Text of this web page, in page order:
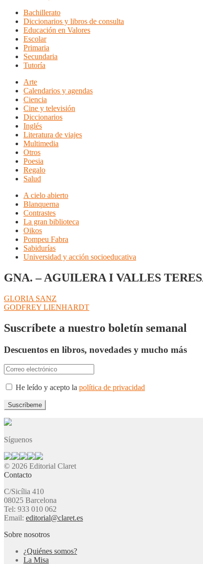
Bachillerato
Diccionarios y libros de consulta
Educación en Valores
Escolar
Primaria
Secundaria
Tutoría
Arte
Calendarios y agendas
Ciencia
Cine y televisión
Diccionarios
Inglés
Literatura de viajes
Multimedia
Otros
Poesia
Regalo
Salud
A cielo abierto
Blanquerna
Contrastes
La gran biblioteca
Oikos
Pompeu Fabra
Sabidurías
Universidad y acción socioeducativa
GNA. – AGUILERA I VALLES
Navegación
de
entradas
Anterior:
GLORIA SANZ
Siguiente:
GODFREY LIENHARDT
Suscríbete a nuestro boletín semanal
Descuentos en libros, novedades y mucho más
He leído y acepto la política de privacidad
Síguenos
© 2026 Editorial Claret
Contacto
C/Sicília 410
08025 Barcelona
Tel: 933 010 062
Email: editorial@claret.es
Sobre nosotros
¿Quiénes somos?
La Misa